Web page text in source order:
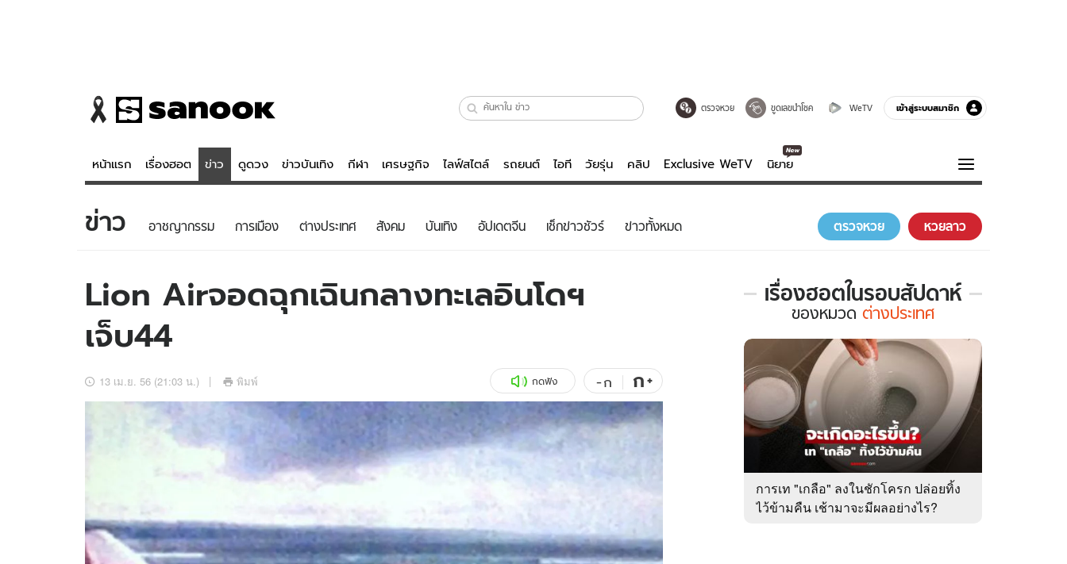
ตรวจหวย ขูดเลขนำโชค WeTV เข้าสู่ระบบสมาชิก
หน้าแรก เรื่องฮอต ข่าว ดูดวง ข่าวบันเทิง กีฬา เศรษฐกิจ ไลฟ์สไตล์ รถยนต์ ไอที วัยรุ่น คลิป Exclusive WeTV นิยาย
ข่าว
ข่าวบันเทิง
ข่าวกีฬา
ข่าวเศรษฐกิจ
อัปเดตจีน
เช็กข่าวชัวร์
ดูดวง - ตรวจหวย
สถิติหวยไทย
ไลฟ์สไตล์
วัยรุ่น
สุขภาพ
เที่ยว-กิน
Tasteful Thailand
Sanook Choice
บันเทิงครบรส
ดูทีวี
WeTV
นิยาย
ความรู้รอบตัว
ฮาวทู
ดาวน์โหลดสนุกแอปฟรี ติดตามสนุกโซเชียลได้ที่
ข่าว อาชญากรรม การเมือง ต่างประเทศ สังคม บันเทิง อัปเดตจีน เช็กข่าวชัวร์ ข่าวทั้งหมด ตรวจหวย หวยลาว
Lion Airจอดฉุกเฉินกลางทะเลอินโดฯ
เจ็บ44
13 เม.ย. 56 (21:03 น.) พิมพ์ กดฟัง -ก ก+
เรื่องฮอตในรอบสัปดาห์
เรื่อง
ใน
รอบ
สัปดาห์
ของ
ต่าง
ประเทศ
ของหมวด ต่างประเทศ
การเท "เกลือ" ลงในชักโครก ปล่อยทิ้ง
ไว้ข้ามคืน เช้ามาจะมีผลอย่างไร?